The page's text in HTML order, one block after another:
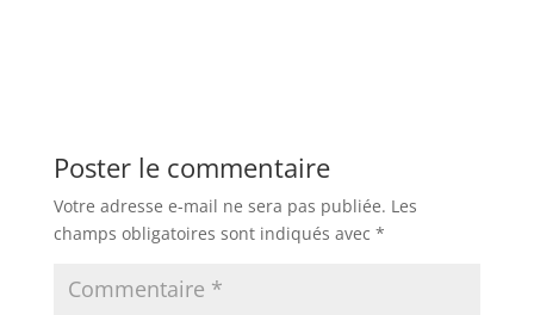
Poster le commentaire
Votre adresse e-mail ne sera pas publiée. Les
champs obligatoires sont indiqués avec *